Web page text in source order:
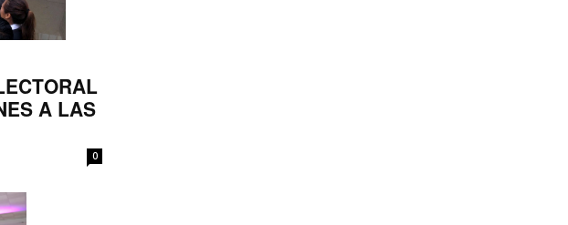
A LAS
0